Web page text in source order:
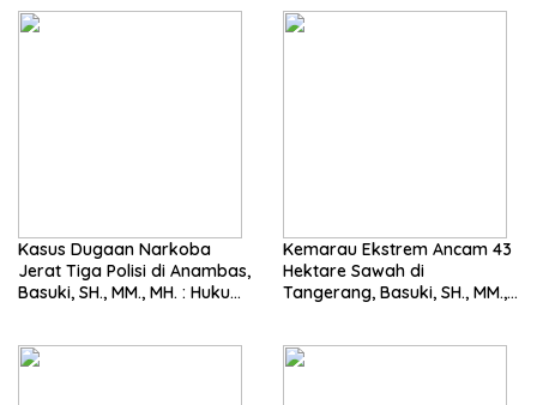
Kasus Dugaan Narkoba
Jerat Tiga Polisi di Anambas,
Basuki, SH., MM., MH. : Hukum
Kemarau Ekstrem Ancam 43
Hektare Sawah di
Tangerang, Basuki, SH., MM.,